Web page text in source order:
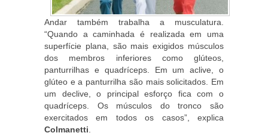
Andar também trabalha a musculatura.
“Quando a caminhada é realizada em uma
superfície plana, são mais exigidos músculos
dos membros inferiores como glúteos,
panturrilhas e quadríceps. Em um aclive, o
glúteo e a panturrilha são mais solicitados. Em
um declive, o principal esforço fica com o
quadríceps. Os músculos do tronco são
exercitados em todos os casos”, explica
Colmanetti